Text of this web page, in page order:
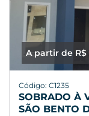
A partir de R$
Código: C1235
SOBRADO À
SÃO BENTO